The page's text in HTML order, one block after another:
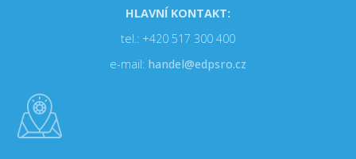
HLAVNÍ KONTAKT:
tel.: +420 517 300 400
e-mail: handel@edpsro.cz